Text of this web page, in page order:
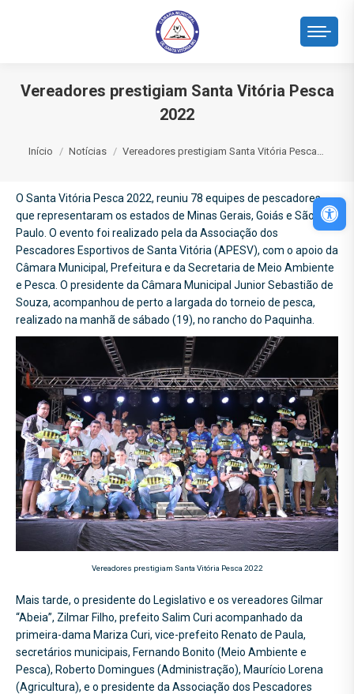
Vereadores prestigiam Santa Vitória Pesca
2022
Início Notícias Vereadores prestigiam Santa Vitória Pesca…
O Santa Vitória Pesca 2022, reuniu 78 equipes de pescadores
que representaram os estados de Minas Gerais, Goiás e São
Paulo. O evento foi realizado pela da Associação dos
Pescadores Esportivos de Santa Vitória (APESV), com o apoio da
Câmara Municipal, Prefeitura e da Secretaria de Meio Ambiente
e Pesca. O presidente da Câmara Municipal Junior Sebastião de
Souza, acompanhou de perto a largada do torneio de pesca,
realizado na manhã de sábado (19), no rancho do Paquinha.
Vereadores prestigiam Santa Vitória Pesca 2022
Mais tarde, o presidente do Legislativo e os vereadores Gilmar
“Abeia”, Zilmar Filho, prefeito Salim Curi acompanhado da
primeira-dama Mariza Curi, vice-prefeito Renato de Paula,
secretários municipais, Fernando Bonito (Meio Ambiente e
Pesca), Roberto Domingues (Administração), Maurício Lorena
(Agricultura), e o presidente da Associação dos Pescadores